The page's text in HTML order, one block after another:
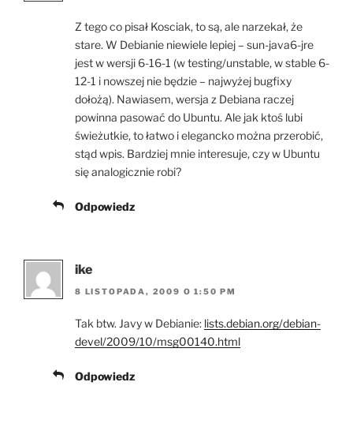
Z tego co pisał Kosciak, to są, ale narzekał, że
stare. W Debianie niewiele lepiej – sun-java6-jre
jest w wersji 6-16-1 (w testing/unstable, w stable 6-
12-1 i nowszej nie będzie – najwyżej bugfixy
dołożą). Nawiasem, wersja z Debiana raczej
powinna pasować do Ubuntu. Ale jak ktoś lubi
świeżutkie, to łatwo i elegancko można przerobić,
stąd wpis. Bardziej mnie interesuje, czy w Ubuntu
się analogicznie robi?
Odpowiedz
ike
8 LISTOPADA, 2009 O 1:50 PM
Tak btw. Javy w Debianie: lists.debian.org/debian-
devel/2009/10/msg00140.html
Odpowiedz